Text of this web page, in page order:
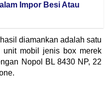
Impor Besi Atau
diamankan adalah satu
mobil jenis box merek
Nopol BL 8430 NP, 22